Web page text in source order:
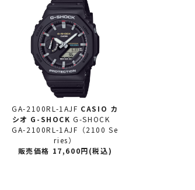
GA-2100RL-1AJF CASIO カ
シオ G-SHOCKG-SHOCK
GA-2100RL-1AJF（2100 Se
ries）
販売価格 17,600円(税込)